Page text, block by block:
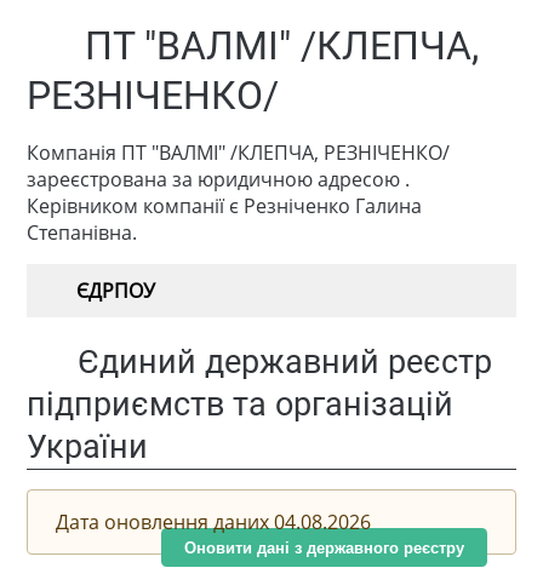
ПТ "ВАЛМІ" /КЛЕПЧА,
РЕЗНІЧЕНКО/
Компанія ПТ "ВАЛМІ" /КЛЕПЧА, РЕЗНІЧЕНКО/
зареєстрована за юридичною адресою .
Керівником компанії є Резніченко Галина
Степанівна.
ЄДРПОУ
Єдиний державний реєстр
підприємств та організацій
України
Дата оновлення даних 04.08.2026
Оновити дані з державного реєстру